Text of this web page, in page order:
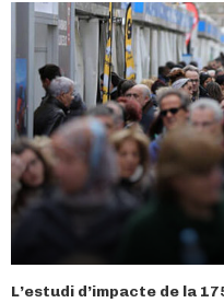
L’estudi d’impacte de la